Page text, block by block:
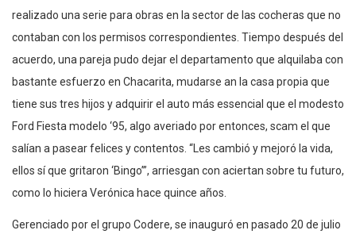
realizado una serie para obras en la sector de las cocheras que no
contaban con los permisos correspondientes. Tiempo después del
acuerdo, una pareja pudo dejar el departamento que alquilaba con
bastante esfuerzo en Chacarita, mudarse an la casa propia que
tiene sus tres hijos y adquirir el auto más essencial que el modesto
Ford Fiesta modelo ‘95, algo averiado por entonces, scam el que
salían a pasear felices y contentos. “Les cambió y mejoró la vida,
ellos sí que gritaron ‘Bingo’”, arriesgan con aciertan sobre tu futuro,
como lo hiciera Verónica hace quince años.
Gerenciado por el grupo Codere, se inauguró en pasado 20 de julio